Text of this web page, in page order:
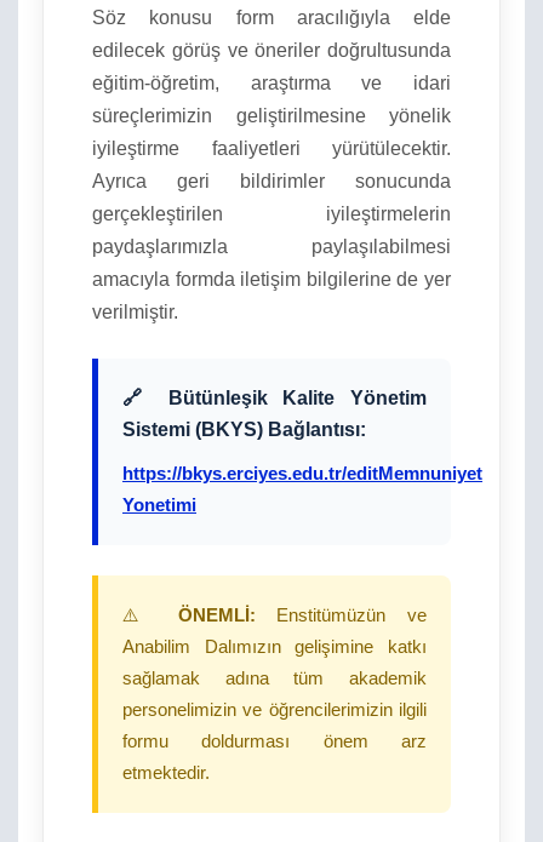
Söz konusu form aracılığıyla elde
edilecek görüş ve öneriler doğrultusunda
eğitim-öğretim, araştırma ve idari
süreçlerimizin geliştirilmesine yönelik
iyileştirme faaliyetleri yürütülecektir.
Ayrıca geri bildirimler sonucunda
gerçekleştirilen iyileştirmelerin
paydaşlarımızla paylaşılabilmesi
amacıyla formda iletişim bilgilerine de yer
verilmiştir.
🔗 Bütünleşik Kalite Yönetim
Sistemi (BKYS) Bağlantısı:
https://bkys.erciyes.edu.tr/editMemnuniyet
Yonetimi
⚠️ ÖNEMLİ: Enstitümüzün ve
Anabilim Dalımızın gelişimine katkı
sağlamak adına tüm akademik
personelimizin ve öğrencilerimizin ilgili
formu doldurması önem arz
etmektedir.